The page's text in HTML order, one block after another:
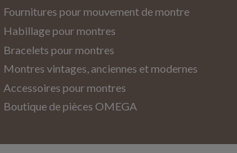
Fournitures pour mouvement de montre
Habillage pour montres
Bracelets pour montres
Montres vintages, anciennes et modernes
Accessoires pour montres
Boutique de pièces OMEGA